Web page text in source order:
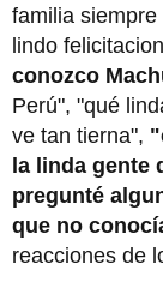
familia
lindo
conozco
Perú", "qué
ve tan tierna",
la linda gente
pregunté
que no
reacciones de